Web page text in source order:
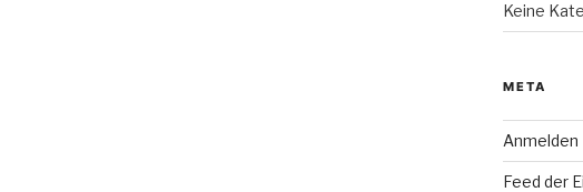
Keine
META
Anmelden
Feed der